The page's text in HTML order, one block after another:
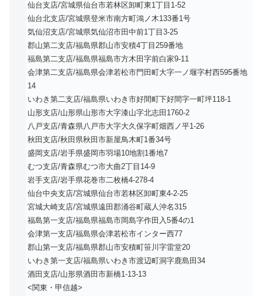
仙台支店/宮城県仙台市若林区卸町東1丁目1-52
仙台北支店/宮城県登米市南方町鴻ノ木133番1号
気仙沼支店/宮城県気仙沼市田中前1丁目3-25
郡山第二支店/福島県郡山市安積4丁目259番地
福島第二支店/福島県福島市方木田字前白家9-11
会津第二支店/福島県会津若松市門田町大字一ノ堰字村西595番地
14
いわき第二支店/福島県いわき市好間町下好間字一町坪118-1
山形支店/山形県山形市大字漆山字北志田1760-2
八戸支店/青森県八戸市大字大久保字町畑西ノ平1-26
秋田支店/秋田県秋田市新屋鳥木町1番34号
盛岡支店/岩手県盛岡市羽場10地割1番地7
むつ支店/青森県むつ市大曲2丁目14-9
岩手支店/岩手県花巻市二枚橋4-278-4
仙台中央支店/宮城県仙台市若林区卸町東4-2-25
宮城大崎支店/宮城県遠田郡涌谷町蔵人沖名315
福島第一支店/福島県福島市岡島字作田入5番4の1
会津第一支店/福島県会津若松市インター西77
郡山第一支店/福島県郡山市安積町笹川字雷堂20
いわき第一支店/福島県いわき市渡辺町洞字鹿島田34
酒田支店/山形県酒田市新橋1-13-13
<関東・甲信越>